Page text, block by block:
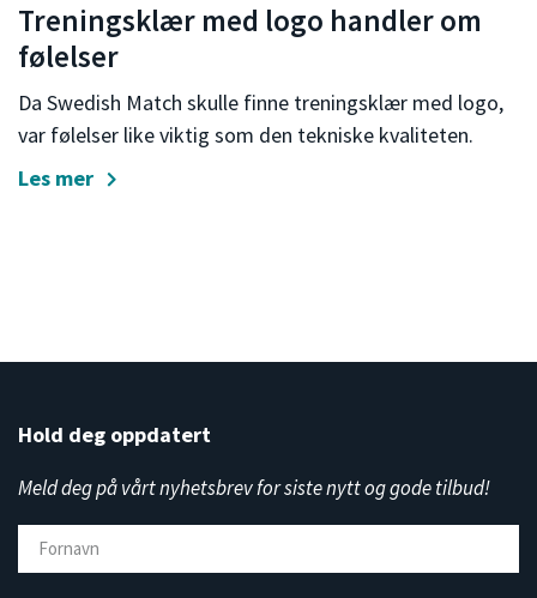
Treningsklær med logo handler om
følelser
Da Swedish Match skulle finne treningsklær med logo,
var følelser like viktig som den tekniske kvaliteten.
Les mer
Hold deg oppdatert
Meld deg på vårt nyhetsbrev for siste nytt og gode tilbud!